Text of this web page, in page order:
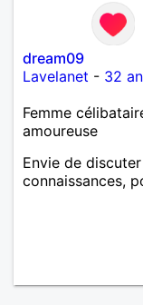
dream09
Lavelanet - 32
Femme
amoureuse
Envie de
connaissances,